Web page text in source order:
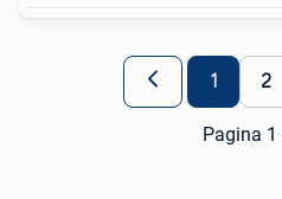
1 2
Pagina 1